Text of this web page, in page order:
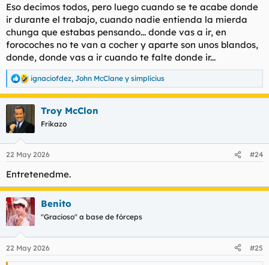
Eso decimos todos, pero luego cuando se te acabe donde
ir durante el trabajo, cuando nadie entienda la mierda
chunga que estabas pensando... donde vas a ir, en
forocoches no te van a cocher y aparte son unos blandos,
donde, donde vas a ir cuando te falte donde ir...
R
e
a
c
i
e
:
ignaciofdez, John McClane y simplicius
Troy McClon
Frikazo
22 May 2026 #24
Entretenedme.
Benito
"Gracioso" a base de fórceps
22 May 2026 #25